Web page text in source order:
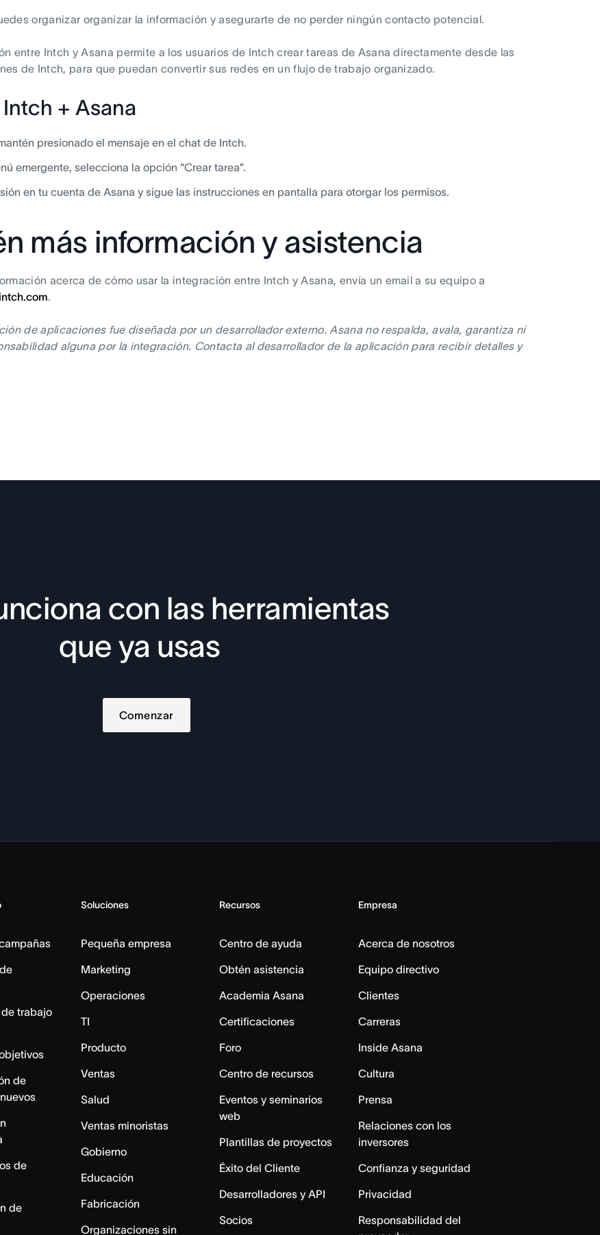
organizar organizar la información y asegurarte de no perder ningún contacto potencial.
entre Intch y Asana permite a los usuarios de Intch crear tareas de Asana directamente desde las
de Intch, para que puedan convertir sus redes en un flujo de trabajo organizado.
+ Asana
presionado el mensaje en el chat de Intch.
emergente, selecciona la opción “Crear tarea”.
en tu cuenta de Asana y sigue las instrucciones en pantalla para otorgar los permisos.
más información y asistencia
acerca de cómo usar la integración entre Intch y Asana, envía un email a su equipo a
.
de aplicaciones fue diseñada por un desarrollador externo. Asana no respalda, avala, garantiza ni
alguna por la integración. Contacta al desarrollador de la aplicación para recibir detalles y
con las herramientas
que ya usas
Comenzar
trabajo
de
de
de
Soluciones
Pequeña empresa
Marketing
Operaciones
TI
Producto
Ventas
Salud
Ventas minoristas
Gobierno
Educación
Fabricación
Organizaciones sin
Recursos
Centro de ayuda
Obtén asistencia
Academia Asana
Certificaciones
Foro
Centro de recursos
Eventos y seminarios
web
Plantillas de proyectos
Éxito del Cliente
Desarrolladores y API
Socios
Empresa
Acerca de nosotros
Equipo directivo
Clientes
Carreras
Inside Asana
Cultura
Prensa
Relaciones con los
inversores
Confianza y seguridad
Privacidad
Responsabilidad del